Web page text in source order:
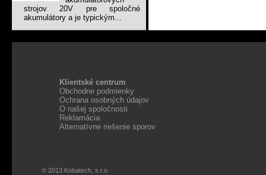
strojov 20V pre spoločné
akumulátory a je typickým...
Klientské centrum
Obchodne podmienky
Ochrana osobných údajov
O našej spoločnosti
Reklamácia
Alternatívne riešenie sporov
© 2013 Kobatech, s.r.o.